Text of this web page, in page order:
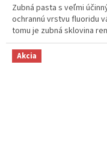
Zubná pasta s veľmi
ochrannú vrstvu fluoridu
tomu je zubná sklovina
Akcia